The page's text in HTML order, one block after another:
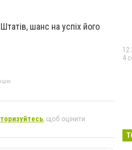
шанс на успіх його
, щоб оцінити
4